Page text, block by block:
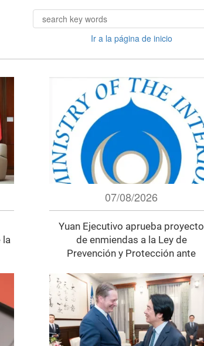
Ir a la página de inicio
la
07/08/2026
Yuan Ejecutivo aprueba proyecto
de enmiendas a la Ley de
Prevención y Protección ante